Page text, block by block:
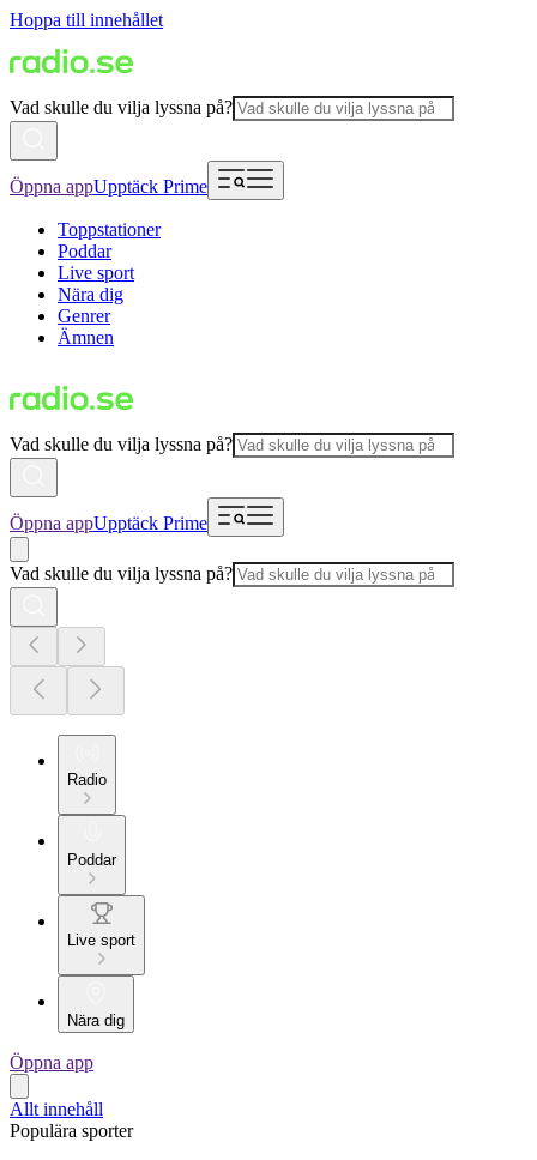
Hoppa till innehållet
Vad skulle du vilja lyssna på?
Öppna appUpptäck Prime
Toppstationer
Poddar
Live sport
Nära dig
Genrer
Ämnen
Vad skulle du vilja lyssna på?
Öppna appUpptäck Prime
Vad skulle du vilja lyssna på?
Radio
Poddar
Live sport
Nära dig
Öppna app
Allt innehåll
Populära sporter